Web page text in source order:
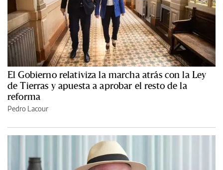
El Gobierno relativiza la marcha atrás con la Ley
de Tierras y apuesta a aprobar el resto de la
reforma
Pedro Lacour